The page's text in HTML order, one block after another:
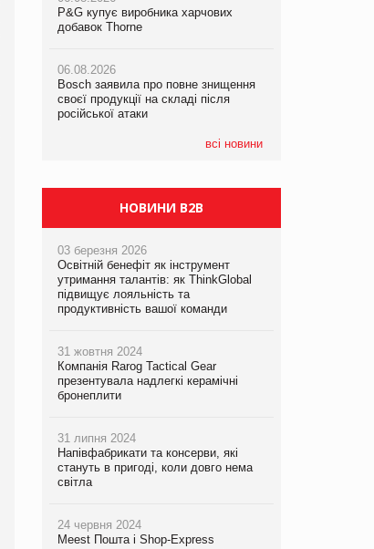
P&G купує виробника харчових
добавок Thorne
06.08.2026
Bosch заявила про повне знищення
своєї продукції на складі після
російської атаки
всі новини
P&G купує виробника харчових
добавок Thorne
06.08.2026
Bosch заявила про повне знищення
своєї продукції на складі після
російської атаки
P&G купує виробника харчових
добавок Thorne
06.08.2026
Bosch заявила про повне знищення
своєї продукції на складі після
російської атаки
НОВИНИ B2B
03 березня 2026
Освітній бенефіт як інструмент
утримання талантів: як ThinkGlobal
підвищує лояльність та
продуктивність вашої команди
31 жовтня 2024
Компанія Rarog Tactical Gear
презентувала надлегкі керамічні
бронеплити
31 липня 2024
Напівфабрикати та консерви, які
стануть в пригоді, коли довго нема
світла
24 червня 2024
Meest Пошта і Shop-Express